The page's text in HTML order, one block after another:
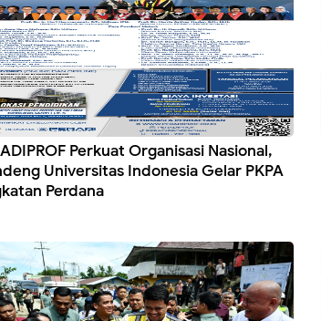
Perkuat Organisasi Nasional,
Universitas Indonesia Gelar PKPA
Perdana